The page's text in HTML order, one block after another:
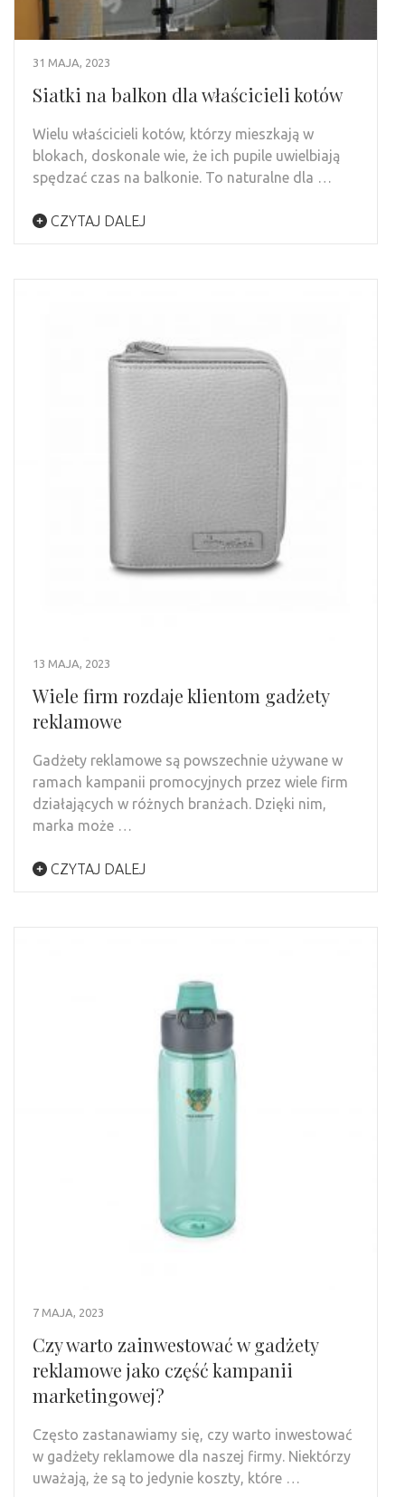
31 MAJA, 2023
Siatki na balkon dla właścicieli kotów
Wielu właścicieli kotów, którzy mieszkają w
blokach, doskonale wie, że ich pupile uwielbiają
spędzać czas na balkonie. To naturalne dla …
CZYTAJ DALEJ
13 MAJA, 2023
Wiele firm rozdaje klientom gadżety
reklamowe
Gadżety reklamowe są powszechnie używane w
ramach kampanii promocyjnych przez wiele firm
działających w różnych branżach. Dzięki nim,
marka może …
CZYTAJ DALEJ
7 MAJA, 2023
Czy warto zainwestować w gadżety
reklamowe jako część kampanii
marketingowej?
Często zastanawiamy się, czy warto inwestować
w gadżety reklamowe dla naszej firmy. Niektórzy
uważają, że są to jedynie koszty, które …